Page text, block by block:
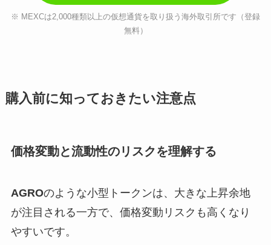
※ MEXCは2,000種類以上の仮想通貨を取り扱う海外取引所です（登録
無料）
購入前に知っておきたい注意点
価格変動と流動性のリスクを理解する
AGROのような小型トークンは、大きな上昇余地
が注目される一方で、価格変動リスクも高くなり
やすいです。